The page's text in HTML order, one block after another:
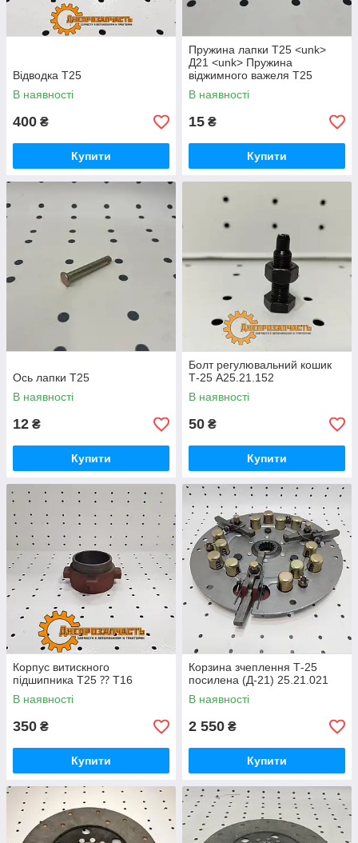
Відводка Т25
В наявності
400 ₴
Купити
Пружина лапки Т25 <unk>
Д21 <unk> Пружина
віджимного важеля Т25
<unk> Д21
В наявності
15 ₴
Купити
Ось лапки Т25
В наявності
12 ₴
Купити
Болт регулювальний кошик
Т-25 А25.21.152
В наявності
50 ₴
Купити
Корпус витискного
підшипника Т25 ⁇ Т16
В наявності
350 ₴
Купити
Корзина зчеплення Т-25
посилена (Д-21) 25.21.021
В наявності
2 550 ₴
Купити